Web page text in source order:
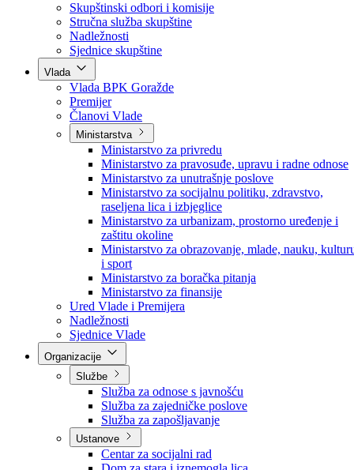
Poslanici po strankama
Poslanici po klubovima naroda
Kolegij skupštine
Skupštinski odbori i komisije
Stručna služba skupštine
Nadležnosti
Sjednice skupštine
Vlada
Vlada BPK Goražde
Premijer
Članovi Vlade
Ministarstva
Ministarstvo za privredu
Ministarstvo za pravosuđe, upravu i radne odnose
Ministarstvo za unutrašnje poslove
Ministarstvo za socijalnu politiku, zdravstvo,
raseljena lica i izbjeglice
Ministarstvo za urbanizam, prostorno uređenje i
zaštitu okoline
Ministarstvo za obrazovanje, mlade, nauku,
i sport
Ministarstvo za boračka pitanja
Ministarstvo za finansije
Ured Vlade i Premijera
Nadležnosti
Sjednice Vlade
Službe
Služba za odnose s javnošću
Služba za zajedničke poslove
Služba za zapošljavanje